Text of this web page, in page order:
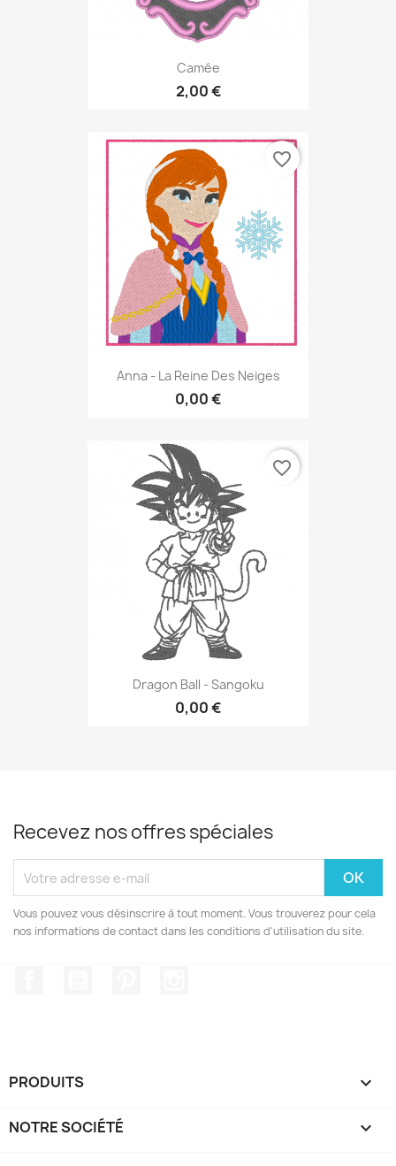
Camée
2,00 €
Anna - La Reine Des Neiges
0,00 €
favorite_border
Dragon Ball - Sangoku
0,00 €
favorite_border
Recevez nos offres spéciales
Vous pouvez vous désinscrire à tout moment. Vous trouverez pour cela
nos informations de contact dans les conditions d'utilisation du site.
PRODUITS 
NOTRE SOCIÉTÉ 